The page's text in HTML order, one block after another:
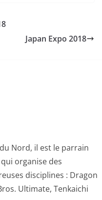
Japan Expo 2018
Nord, il est le parrain
organise des
disciplines : Dragon
Ultimate, Tenkaichi